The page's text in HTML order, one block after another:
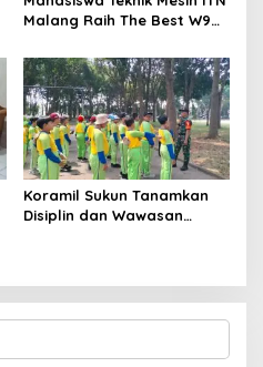
Malang Raih The Best W9
Vol 3, Buktikan Inovasi
Kampus di Panggung
Nasional
Koramil Sukun Tanamkan
Disiplin dan Wawasan